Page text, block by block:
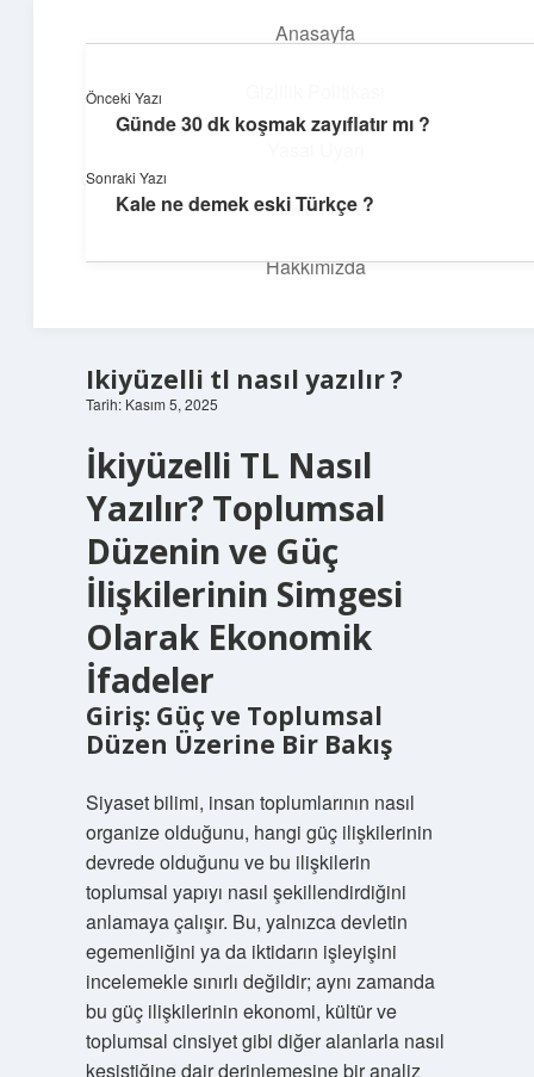
Anasayfa
Hakkımızda
Hakkımızda
İlham Veren Köşeler
Günlük yaşamdan pratik fikirler ve sıradışı keşifler burada.
Ikiyüzelli tl nasıl yazılır ?
Tarih: Kasım 5, 2025
İkiyüzelli TL Nasıl
Yazılır? Toplumsal
Düzenin ve Güç
İlişkilerinin Simgesi
Olarak Ekonomik
İfadeler
Giriş: Güç ve Toplumsal
Düzen Üzerine Bir Bakış
Siyaset bilimi, insan toplumlarının nasıl
organize olduğunu, hangi güç ilişkilerinin
devrede olduğunu ve bu ilişkilerin
toplumsal yapıyı nasıl şekillendirdiğini
anlamaya çalışır. Bu, yalnızca devletin
egemenliğini ya da iktidarın işleyişini
incelemekle sınırlı değildir; aynı zamanda
bu güç ilişkilerinin ekonomi, kültür ve
toplumsal cinsiyet gibi diğer alanlarla nasıl
kesiştiğine dair derinlemesine bir analiz
Önceki Yazı
Günde 30 dk koşmak zayıflatır mı ?
Sonraki Yazı
Kale ne demek eski Türkçe ?